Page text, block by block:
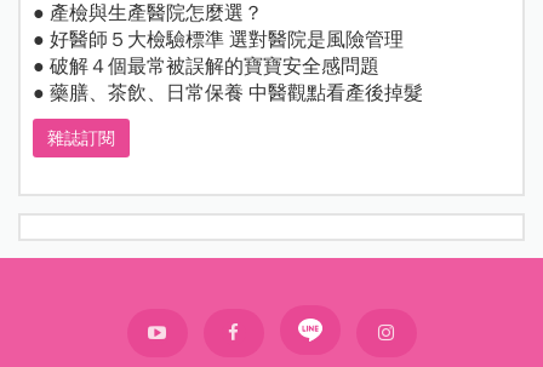
● 產檢與生產醫院怎麼選？
● 好醫師５大檢驗標準 選對醫院是風險管理
● 破解４個最常被誤解的寶寶安全感問題
● 藥膳、茶飲、日常保養 中醫觀點看產後掉髮
雜誌訂閱